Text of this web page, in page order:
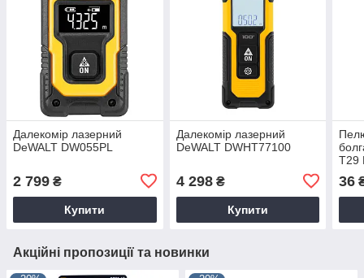
Далекомір лазерний
DeWALT DW055PL
2 799 ₴
Купити
Далекомір лазерний
DeWALT DWHT77100
4 298₴
Купити
T29
10
36
Акційні пропозиції та новинки